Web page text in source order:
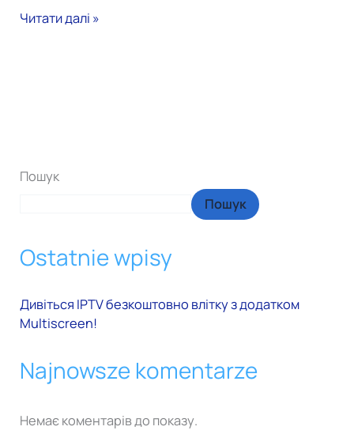
Читати далі »
Пошук
Пошук
Ostatnie wpisy
Дивіться IPTV безкоштовно влітку з додатком
Multiscreen!
Najnowsze komentarze
Немає коментарів до показу.